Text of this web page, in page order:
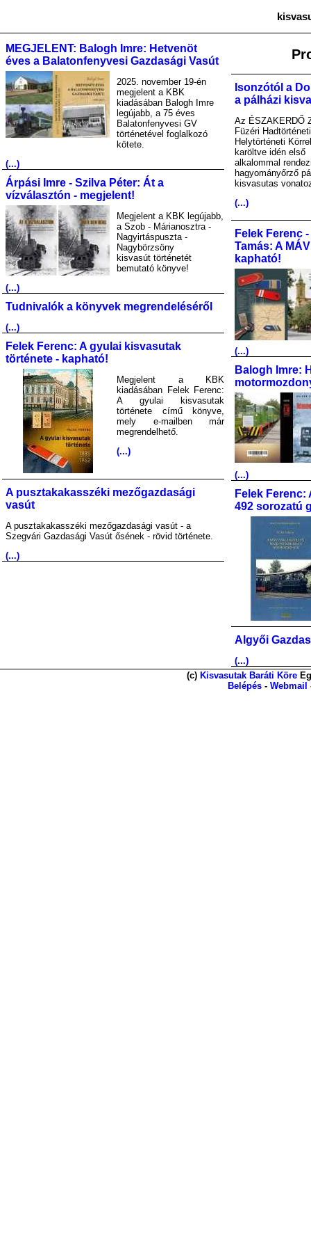
MEGJELENT: Balogh Imre: Hetvenöt
éves a Balatonfenyvesi Gazdasági Vasút
2025. november 19-én
megjelent a KBK
kiadásában Balogh Imre
legújabb, a 75 éves
Balatonfenyvesi GV
történetével foglalkozó
kötete.
(...)
Árpási Imre - Szilva Péter: Át a
vízválasztón - megjelent!
Megjelent a KBK legújabb,
a Szob - Márianosztra -
Nagyirtáspuszta -
Nagybörzsöny
kisvasút történetét
bemutató könyve!
(...)
Tudnivalók a könyvek megrendeléséről
(...)
Felek Ferenc: A gyulai kisvasutak
története - kapható!
Megjelent a KBK
kiadásában Felek Ferenc:
A gyulai kisvasutak
története című könyve,
mely e-mailben már
megrendelhető.
(...)
A pusztakakasszéki mezőgazdasági
vasút
A pusztakakasszéki mezőgazdasági vasút - a
Szegvári Gazdasági Vasút ősének - rövid története.
(...)
Isonzótól a
a pálházi
Az ÉSZAKERDŐ
Füzéri
Helytörténeti Körrel
karöltve idén első
alkalommal
hagyományőrző
kisvasutas
(...)
Felek Ferenc
Tamás: A
kapható!
(...)
Balogh Imre:
(...)
Felek Ferenc:
492 sorozatú
Algyői
(...)
(c) Kisvasutak Baráti Köre
Belépés - Webmail